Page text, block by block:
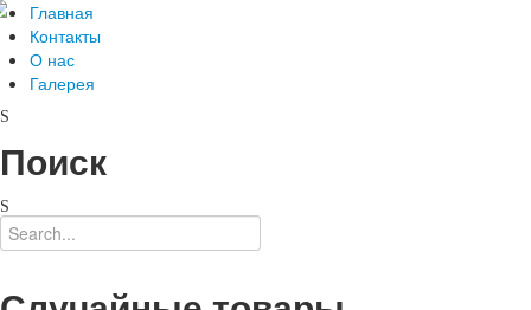
Главная
Контакты
О нас
Галерея
Поиск